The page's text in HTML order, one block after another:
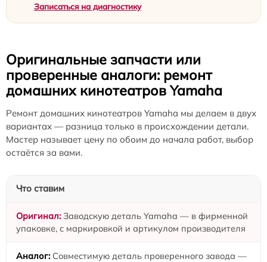
Записаться на диагностику
Оригинальные запчасти или
проверенные аналоги: ремонт
домашних кинотеатров Yamaha
Ремонт домашних кинотеатров Yamaha мы делаем в двух
вариантах — разница только в происхождении детали.
Мастер называет цену по обоим до начала работ, выбор
остаётся за вами.
Что ставим
Заводскую деталь Yamaha — в фирменной
упаковке, с маркировкой и артикулом производителя
Совместимую деталь проверенного завода —